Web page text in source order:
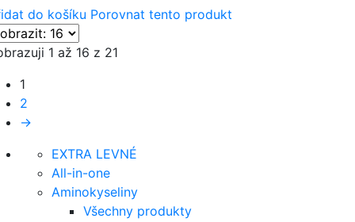
do košíku Porovnat tento produkt
1 až 16 z 21
1
2
→
EXTRA LEVNÉ
All-in-one
Aminokyseliny
Všechny produkty